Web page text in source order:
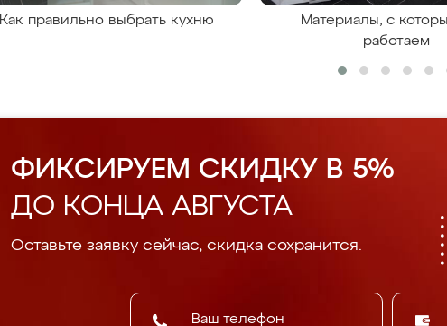
Как правильно выбрать кухню
Материалы, с
работаем
ФИКСИРУЕМ СКИДКУ В 5%
ДО КОНЦА АВГУСТА
Оставьте заявку сейчас, скидка сохранится.